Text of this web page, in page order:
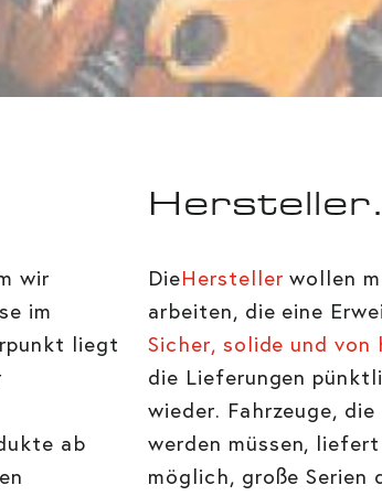
wir
im
liegt
ab
DieHerstellerwollen
arbeiten, die eine
Sicher, solide und von
die Lieferungen
wieder. Fahrzeuge,
werden müssen,
möglich, große